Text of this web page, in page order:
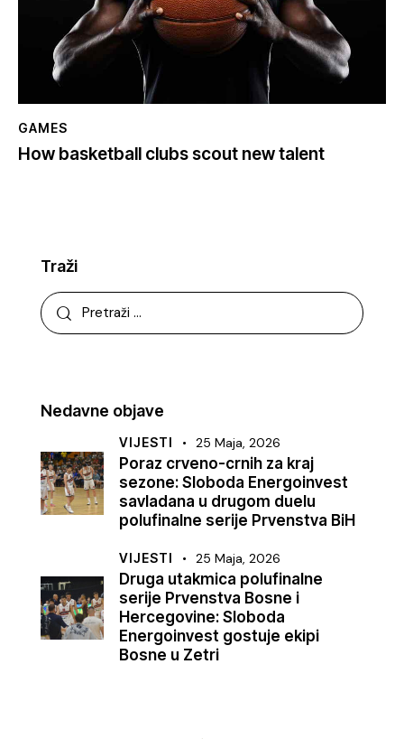
GAMES
How basketball clubs scout new talent
Traži
Nedavne objave
VIJESTI 25 Maja, 2026
Poraz crveno-crnih za kraj
sezone: Sloboda Energoinvest
savladana u drugom duelu
polufinalne serije Prvenstva BiH
VIJESTI 25 Maja, 2026
Druga utakmica polufinalne
serije Prvenstva Bosne i
Hercegovine: Sloboda
Energoinvest gostuje ekipi
Bosne u Zetri